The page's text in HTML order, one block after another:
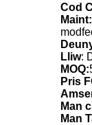
Cod
Maint:
Lliw:
MOQ:
Pris
Man
Man